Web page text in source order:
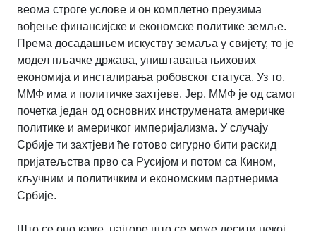
веома строге услове и он комплетно преузима
вођење финансијске и економске политике земље.
Према досадашњем искуству земаља у свијету, то је
модел пљачке држава, уништавања њихових
економија и инсталирања робовског статуса. Уз то,
ММФ има и политичке захтјеве. Јер, ММФ је од самог
почетка један од основних инструмената америчке
политике и америчког империјализма. У случају
Србије ти захтјеви ће готово сигурно бити раскид
пријатељства прво са Русијом и потом са Кином,
кључним и политичким и економским партнерима
Србије.